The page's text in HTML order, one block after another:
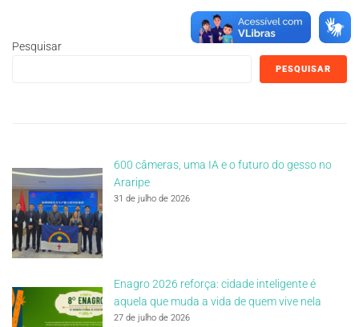
Pesquisar
PESQUISAR
600 câmeras, uma IA e o futuro do gesso no
Araripe
31 de julho de 2026
Enagro 2026 reforça: cidade inteligente é
aquela que muda a vida de quem vive nela
27 de julho de 2026